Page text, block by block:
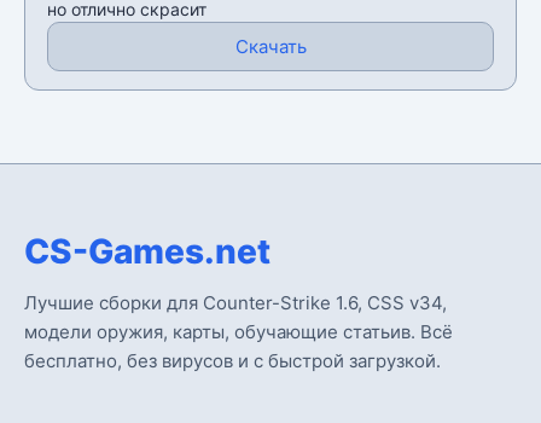
но отлично скрасит
Скачать
CS-Games.net
Лучшие сборки для Counter-Strike 1.6, CSS v34,
модели оружия, карты, обучающие статьив. Всё
бесплатно, без вирусов и с быстрой загрузкой.